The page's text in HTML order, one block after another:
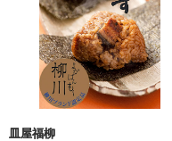
皿屋福柳